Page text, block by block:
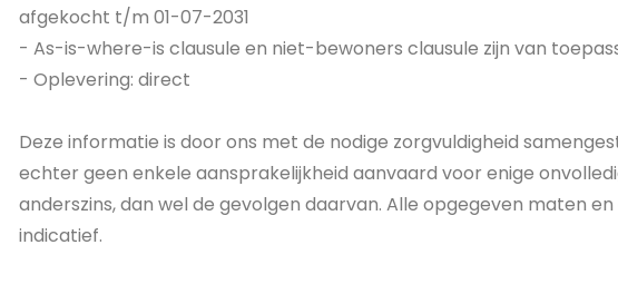
afgekocht t/m 01-07-2031
- As-is-where-is clausule en niet-bewoners clausule zijn van
- Oplevering: direct
Deze informatie is door ons met de nodige zorgvuldigheid
echter geen enkele aansprakelijkheid aanvaard voor enige
anderszins, dan wel de gevolgen daarvan. Alle opgegeven maten
indicatief.